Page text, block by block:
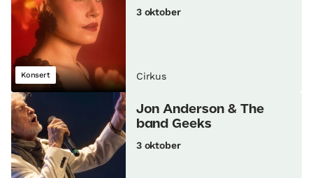
Konsert
3 oktober
Cirkus
Jon Anderson & The
band Geeks
3 oktober